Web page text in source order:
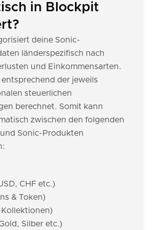
in Blockpit
deine Sonic-
länderspezifisch nach
und Einkommensarten.
entsprechend der jeweils
steuerlichen
berechnet. Somit kann
zwischen den folgenden
Sonic-Produkten
CHF etc.)
& Token)
Kollektionen)
Silber etc.)